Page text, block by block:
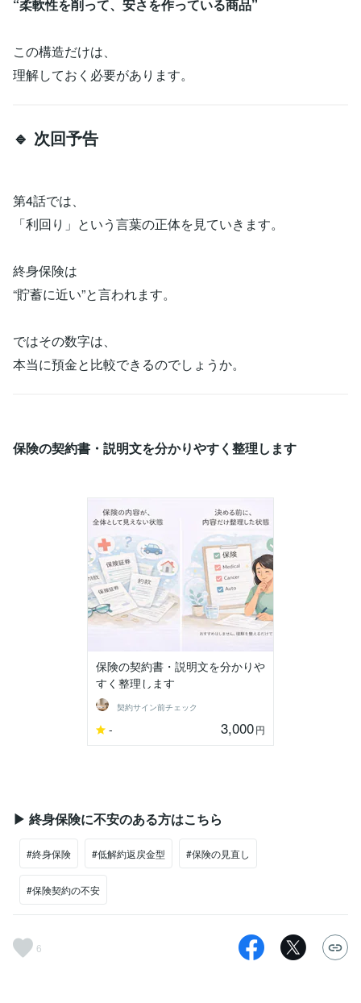
“柔軟性を削って、安さを作っている商品”
この構造だけは、
理解しておく必要があります。
🔹 次回予告
第4話では、
「利回り」という言葉の正体を見ていきます。
終身保険は
“貯蓄に近い”と言われます。
ではその数字は、
本当に預金と比較できるのでしょうか。
保険の契約書・説明文を分かりやすく整理します
保険の契約書・説明文を分かりや
すく整理します
契約サイン前チェック
- 3,000円
▶ 終身保険に不安のある方はこちら
#終身保険 #低解約返戻金型 #保険の見直し
#保険契約の不安
6